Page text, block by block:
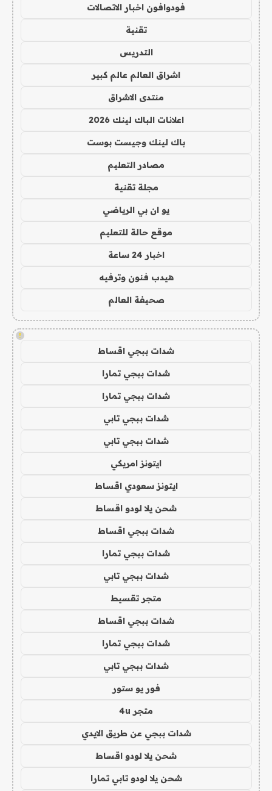
فودوافون اخبار الاتصالات
تقنية
التدريس
اشراق العالم عالم كبير
منتدى الاشراق
اعلانات الباك لينك 2026
باك لينك وجيست بوست
مصادر التعليم
مجلة تقنية
يو ان بي الرياضي
موقع حالة للتعليم
اخبار 24 ساعة
هيدب فنون وترفيه
صحيفة العالم
!
شدات ببجي اقساط
شدات ببجي تمارا
شدات ببجي تمارا
شدات ببجي تابي
شدات ببجي تابي
ايتونز امريكي
ايتونز سعودي اقساط
شحن يلا لودو اقساط
شدات ببجي اقساط
شدات ببجي تمارا
شدات ببجي تابي
متجر تقسيط
شدات ببجي اقساط
شدات ببجي تمارا
شدات ببجي تابي
فور يو ستور
متجر 4u
شدات ببجي عن طريق الايدي
شحن يلا لودو اقساط
شحن يلا لودو تابي تمارا